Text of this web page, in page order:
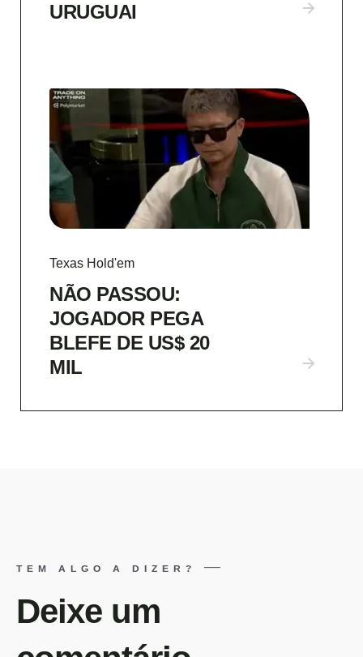
URUGUAI
Texas Hold'em
NÃO PASSOU:
JOGADOR PEGA
BLEFE DE US$ 20
MIL
TEM ALGO A DIZER?
Deixe um